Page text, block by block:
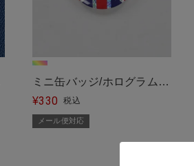
ミニ缶バッジ/ホログラム加
工＜メール便対応＞
¥330 税込
メール便対応